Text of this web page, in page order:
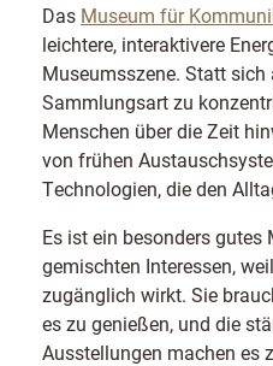
Das Museum für
leichtere, interaktivere
Museumsszene. Statt sich
Sammlungsart zu
Menschen über die Zeit
von frühen
Technologien, die den
Es ist ein besonders
gemischten Interessen,
zugänglich wirkt. Sie
es zu genießen, und die
Ausstellungen machen es